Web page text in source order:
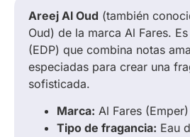
Areej Al Oud (también
Oud) de la marca Al Fares.
(EDP) que combina notas
especiadas para crear una
sofisticada.
Marca: Al Fares (Emper)
Tipo de fragancia: Eau